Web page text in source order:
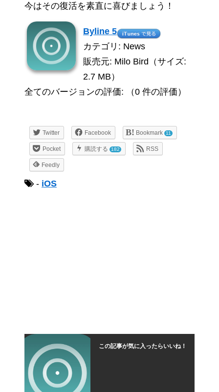
今はその復活を素直に喜びましょう！
Byline 5
カテゴリ: News
販売元: Milo Bird（サイズ:
2.7 MB）
全てのバージョンの評価: （0 件の評価）
Twitter Facebook Bookmark 11
Pocket 購読する 182 RSS
Feedly
- iOS
この記事が気に入ったらいいね！